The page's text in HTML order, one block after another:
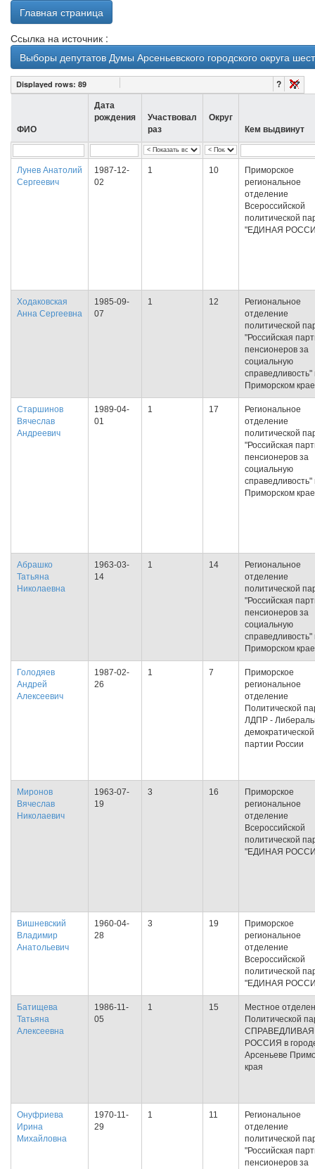
Главная страница
Ссылка на источник :
Выборы депутатов Думы Арсеньевского городского округа
Displayed rows: 89 ?
ФИО
Дата
рождения
Участвовал
раз
Округ
Кем выдвинут
Лунев Анатолий
Сергеевич
1987-12-
02
1 10
Приморское
региональное
отделение
Всероссийской
политической
"ЕДИНАЯ
Ходаковская
Анна Сергеевна
1985-09-
07
1 12
Региональное
отделение
политической
"Российская
пенсионеров за
социальную
справедливость"
Приморском крае
Старшинов
Вячеслав
Андреевич
1989-04-
01
1 17
Региональное
отделение
политической
"Российская
пенсионеров за
социальную
справедливость"
Приморском крае
Абрашко
Татьяна
Николаевна
1963-03-
14
1 14
Региональное
отделение
политической
"Российская
пенсионеров за
социальную
справедливость"
Приморском крае
Голодяев
Андрей
Алексеевич
1987-02-
26
1 7
Приморское
региональное
отделение
Политической
ЛДПР -
демократической
партии России
Миронов
Вячеслав
Николаевич
1963-07-
19
3 16
Приморское
региональное
отделение
Всероссийской
политической
"ЕДИНАЯ
Вишневский
Владимир
Анатольевич
1960-04-
28
3 19
Приморское
региональное
отделение
Всероссийской
политической
"ЕДИНАЯ
Батищева
Татьяна
Алексеевна
1986-11-
05
1 15
Местное
Политической
СПРАВЕДЛИВАЯ
РОССИЯ в
Арсеньеве
края
Онуфриева
Ирина
Михайловна
1970-11-
29
1 11
Региональное
отделение
политической
"Российская
пенсионеров за